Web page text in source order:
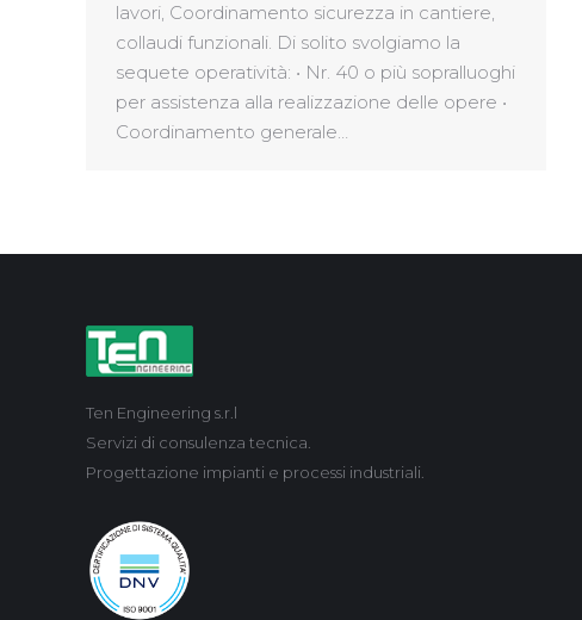
lavori, Coordinamento sicurezza in cantiere,
collaudi funzionali. Di solito svolgiamo la
sequete operatività: • Nr. 40 o più sopralluoghi
per assistenza alla realizzazione delle opere •
Coordinamento generale…
Ten Engineering s.r.l
Servizi di consulenza tecnica.
Progettazione impianti e processi industriali.